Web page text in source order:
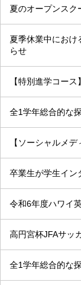
夏のオープンスク
夏季休業中におけ
らせ
【特別進学コー
全1学年総合的な
【ソーシャルメ
卒業生が学生イン
令和6年度ハワイ
高円宮杯JFAサッ
全1学年総合的な